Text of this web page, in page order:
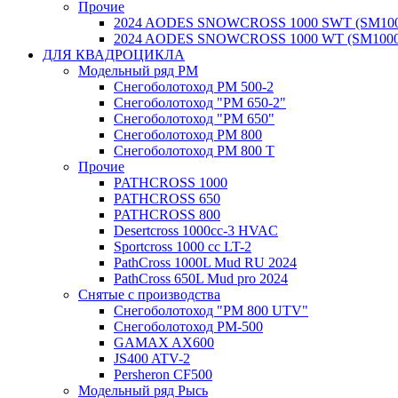
Прочие
2024 AODES SNOWCROSS 1000 SWT
2024 AODES SNOWCROSS 1000 WT
ДЛЯ КВАДРОЦИКЛА
Модельный ряд РМ
Снегоболотоход РМ 500-2
Снегоболотоход "РМ 650-2"
Снегоболотоход "РМ 650"
Снегоболотоход РМ 800
Снегоболотоход РМ 800 Т
Прочие
PATHCROSS 1000
PATHCROSS 650
PATHCROSS 800
Desertcross 1000cc-3 HVAC
Sportcross 1000 cc LT-2
PathCross 1000L Mud RU 2024
PathCross 650L Mud pro 2024
Снятые с производства
Снегоболотоход "РМ 800 UTV"
Снегоболотоход РМ-500
GAMAX AX600
JS400 ATV-2
Persheron CF500
Модельный ряд Рысь